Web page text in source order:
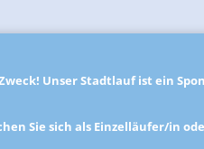
Unser Stadtlauf ist ein
Sie sich als Einzelläufer/in